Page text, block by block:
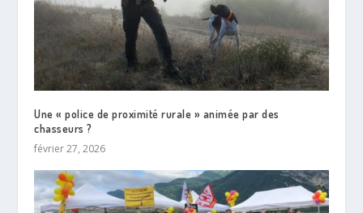
Une « police de proximité rurale » animée par des
chasseurs ?
février 27, 2026